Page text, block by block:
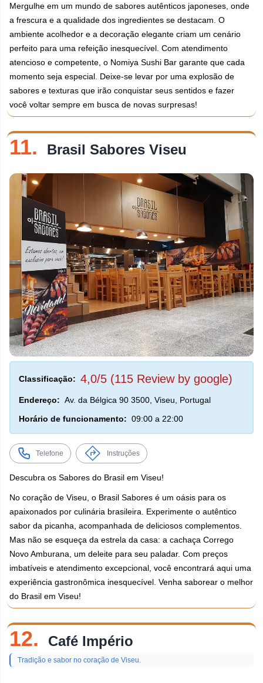
Mergulhe em um mundo de sabores autênticos japoneses, onde
a frescura e a qualidade dos ingredientes se destacam. O
ambiente acolhedor e a decoração elegante criam um cenário
perfeito para uma refeição inesquecível. Com atendimento
atencioso e competente, o Nomiya Sushi Bar garante que cada
momento seja especial. Deixe-se levar por uma explosão de
sabores e texturas que irão conquistar seus sentidos e fazer
você voltar sempre em busca de novas surpresas!
11. Brasil Sabores Viseu
Classificação: 4,0/5 (115 Review by google)
Endereço: Av. da Bélgica 90 3500, Viseu, Portugal
Horário de funcionamento: 09:00 a 22:00
Telefone Instruções
Descubra os Sabores do Brasil em Viseu!
No coração de Viseu, o Brasil Sabores é um oásis para os
apaixonados por culinária brasileira. Experimente o autêntico
sabor da picanha, acompanhada de deliciosos complementos.
Mas não se esqueça da estrela da casa: a cachaça Corrego
Novo Amburana, um deleite para seu paladar. Com preços
imbatíveis e atendimento excepcional, você encontrará aqui uma
experiência gastronômica inesquecível. Venha saborear o melhor
do Brasil em Viseu!
12. Café Império
Tradição e sabor no coração de Viseu.